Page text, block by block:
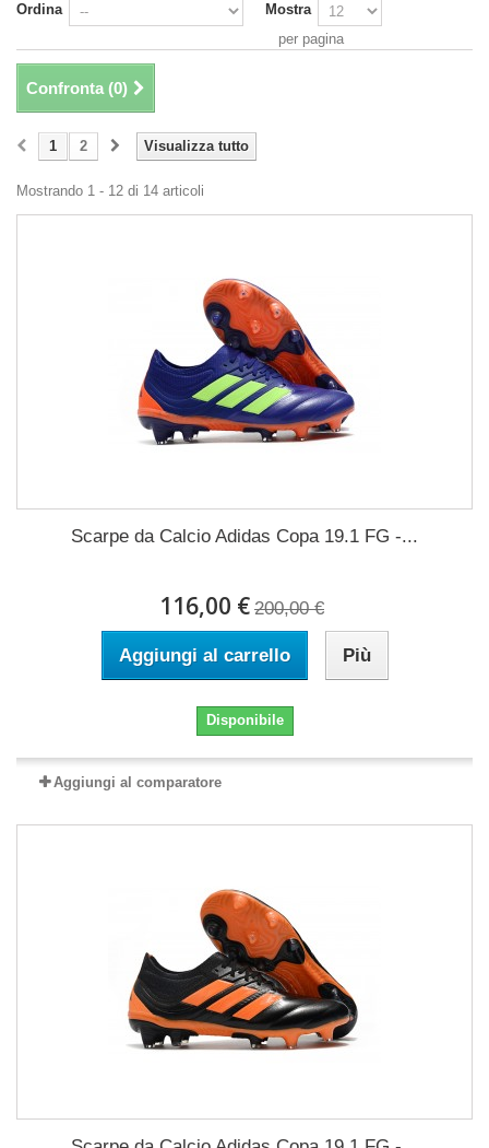
Ordina
Mostra
per pagina
Confronta (0)
Visualizza tutto
1 2
Mostrando 1 - 12 di 14 articoli
Scarpe da Calcio Adidas Copa 19.1 FG -...
116,00 € 200,00 €
Aggiungi al carrello Più
Disponibile
Aggiungi al comparatore